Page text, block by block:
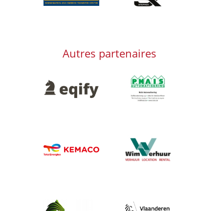
Autres partenaires
Afbeelding Afbeelding
Afbeelding
Afbeelding
Afbeelding Afbeelding